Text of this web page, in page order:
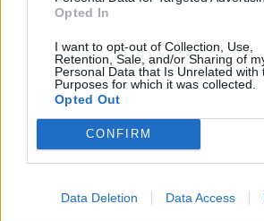
Opted In
I want to opt-out of Collection, Use,
Retention, Sale, and/or Sharing of
Personal Data that Is Unrelated with
Purposes for which it was collected.
Opted Out
CONFIRM
Data Deletion Data Access
X